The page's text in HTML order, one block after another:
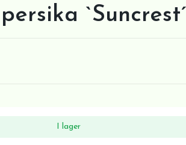
`Suncrest´
I lager